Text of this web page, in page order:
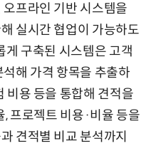
프라인 기반 시스템을
실시간 협업이 가능하도
게 구축된 시스템은 고객
해 가격 항목을 추출하
비용 등을 통합해 견적을
프로젝트 비용·비율 등을
견적별 비교 분석까지